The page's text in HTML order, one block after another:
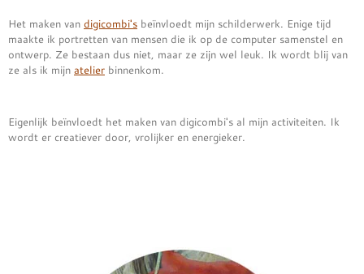
Het maken van digicombi's beïnvloedt mijn schilderwerk. Enige tijd
maakte ik portretten van mensen die ik op de computer samenstel en
ontwerp. Ze bestaan dus niet, maar ze zijn wel leuk. Ik wordt blij van
ze als ik mijn atelier binnenkom.
Eigenlijk beïnvloedt het maken van digicombi's al mijn activiteiten. Ik
wordt er creatiever door, vrolijker en energieker.